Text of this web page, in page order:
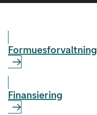
Formuesforvaltning
Finansiering